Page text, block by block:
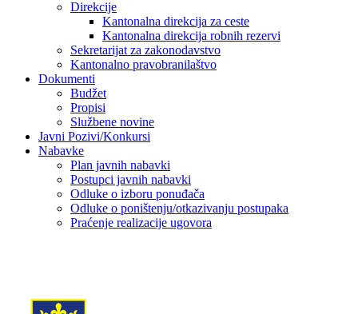
Direkcije
Kantonalna direkcija za ceste
Kantonalna direkcija robnih rezervi
Sekretarijat za zakonodavstvo
Kantonalno pravobranilaštvo
Dokumenti
Budžet
Propisi
Službene novine
Javni Pozivi/Konkursi
Nabavke
Plan javnih nabavki
Postupci javnih nabavki
Odluke o izboru ponuđača
Odluke o poništenju/otkazivanju postupaka
Praćenje realizacije ugovora